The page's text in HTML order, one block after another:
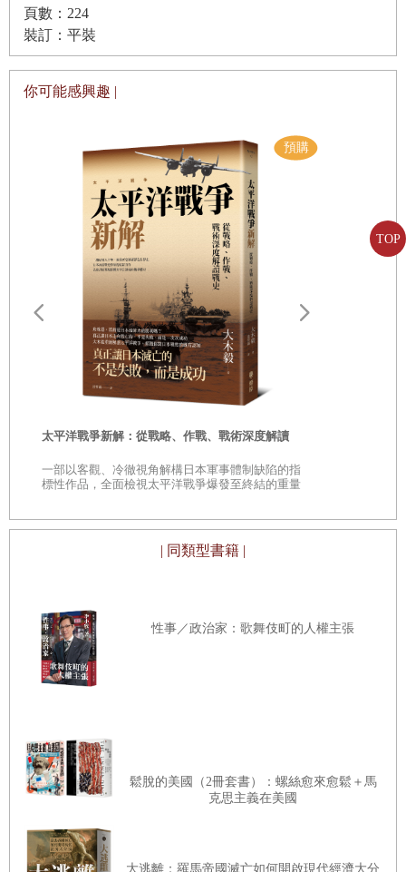
TOP
現實。距今三年前人們就已經正確地掌握了朴槿惠的真面
目。
與傀儡相對的，就是有能力主導情況的改變、更像英雄一樣
的人，那就是「野戰司令官」。野戰司令官是指駐紮在前線
揮作戰的人，而是直接上戰場與敵人對戰的執行者。當我開
始研究時，並沒有明顯看到具有野戰司令官形象的政治人
但隨著二○一六年底爆出「朴槿惠－崔順實門」事件，野戰
司令官是誰的答案漸漸浮出水面。其人就是李在明。隨著人
們談論次數增多、支持率升高，不知不覺間，他就成為了有
力的總統候選人。然而，由於彈劾應歸功於韓國憲法裁判
所，加上提前大選的可能性增大，李在明的支持率也因此突
然下降了一半。執政黨依稀想要推潘基文為總統候選人，而
在他回國時，李在明的支持率不但沒有上升，反而逐漸下
降。
次來解釋。因為支持率反映的是人的「心理」。
某人以總統候選人的身份登場，初期受到歡迎，但卻不知不
覺地從人們的腦海中消失，或者原本沒有存在感的政治人物
際上是怎樣的人、人品是否優秀、公信力高不高、有無領導
力等等並無關係。李在明之前的支持率變化也並非是他個人
特質的改變，而是意味著人們看待他的方式發生了變化。
選出之後又後悔的理由
一九八七年韓國總統直選開始後，共選出六位總統，在這個
過程中，我們反覆地對自己的選擇感到失望和後悔。為什麼
會這樣呢？難道是因為總統無能嗎？還是因為制度的限制？
頁數：224
裝訂：平裝
你可能感興趣 |
太平洋戰爭新解：從戰略、作戰、戰術深度解讀
一部以客觀、冷徹視角解構日本軍事體制缺陷的指
標性作品，全面檢視太平洋戰爭爆發至終結的重量
| 同類型書籍 |
性事／政治家：歌舞伎町的人權主張
鬆脫的美國（2冊套書）：螺絲愈來愈鬆＋馬
克思主義在美國
大逃離：羅馬帝國滅亡如何開啟現代經濟大分